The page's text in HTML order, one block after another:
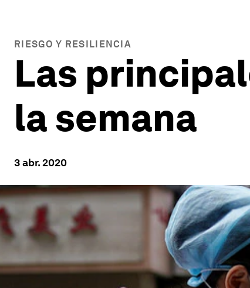
RIESGO Y RESILIENCIA
Las
la semana
3 abr. 2020